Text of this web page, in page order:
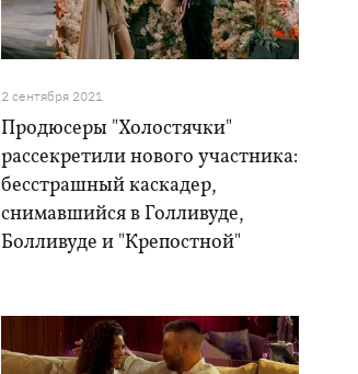
2 сентября 2021
Продюсеры "Холостячки"
рассекретили нового участника:
бесстрашный каскадер,
снимавшийся в Голливуде,
Болливуде и "Крепостной"